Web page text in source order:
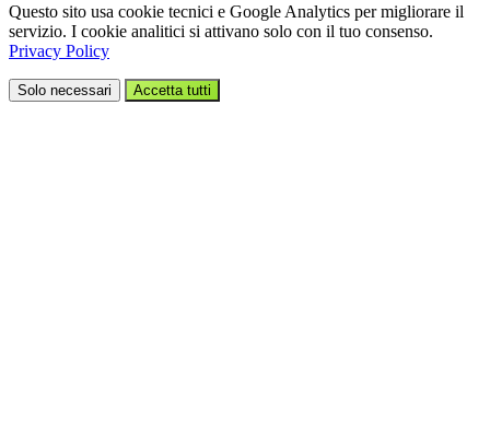
Questo sito usa cookie tecnici e Google Analytics per migliorare il
servizio. I cookie analitici si attivano solo con il tuo consenso.
Privacy Policy
Solo necessari Accetta tutti